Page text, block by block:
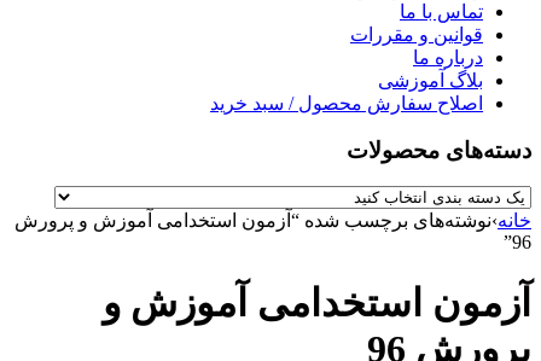
تماس با ما
قوانین و مقررات
درباره ما
بلاگ آموزشی
اصلاح سفارش محصول / سبد خرید
دسته‌های محصولات
خانه›نوشته‌های برچسب شده “آزمون استخدامی آموزش و پرورش
96”
آزمون استخدامی آموزش و
پرورش 96